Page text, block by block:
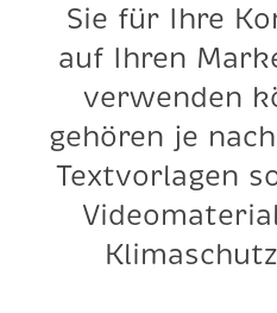
Sie für Ihre
auf Ihren
verwenden
gehören je
Textvorlagen